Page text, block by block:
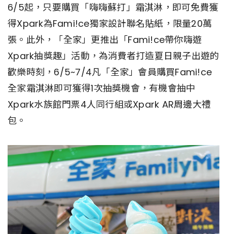
6/5起，只要購買「嗨嗨蘇打」霜淇淋，即可免費獲
得Xpark為Fami!ce獨家設計聯名貼紙，限量20萬
張。此外，「全家」更推出「Fami!ce帶你嗨遊
Xpark抽獎趣」活動，為消費者打造夏日親子出遊的
歡樂時刻，6/5~7/4凡「全家」會員購買Fami!ce
全家霜淇淋即可獲得1次抽獎機會，有機會抽中
Xpark水族館門票4人同行組或Xpark AR周邊大禮
包。